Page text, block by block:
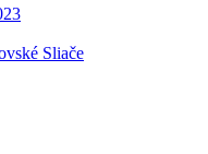
Sliače